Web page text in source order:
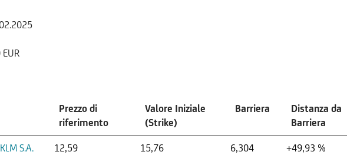
Prezzo di
riferimento
Valore Iniziale
(Strike)
Barriera
Distanza da
Barriera
S.A. 12,59 15,76 6,304 +49,93 %